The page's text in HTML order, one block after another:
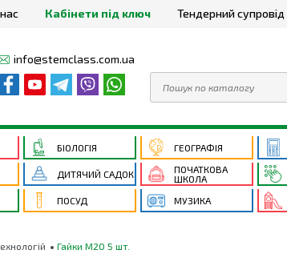
Кабінети під ключ Тендерний супровід
info@stemclass.com.ua
БІОЛОГІЯ ГЕОГРАФІЯ
ДИТЯЧИЙ САДОК
ПОЧАТКОВА
ШКОЛА
ПОСУД МУЗИКА
Гайки М20 5 шт.